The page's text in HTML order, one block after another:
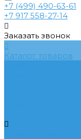
+7 (499) 490-63-61
+7 917 558-27-14
Заказать звонок
Каталог товаров